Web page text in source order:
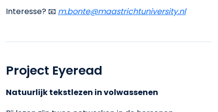
Interesse? 📧 m.bonte@maastrichtuniversity.nl
Project Eyeread
Natuurlijk tekstlezen in volwassenen